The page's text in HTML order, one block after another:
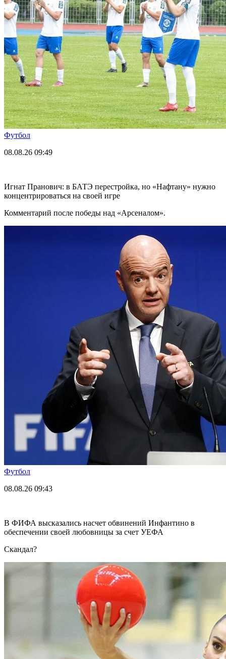
Футбол
08.08.26 09:49
Игнат Пранович: в БАТЭ перестройка, но «Нафтану» нужно
концентрироваться на своей игре
Комментарий после победы над «Арсеналом».
Футбол
08.08.26 09:43
В ФИФА высказались насчет обвинений Инфантино в
обеспечении своей любовницы за счет УЕФА
Скандал?